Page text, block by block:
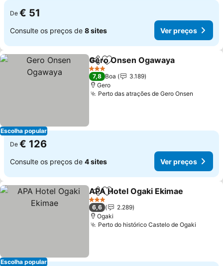
De € 51
Consulte os preços de 8 sites Ver preços
Escolha popular
PartilharAdicionar aos favoritos
Gero Onsen Ogawaya
3 Estrelas
7,8 Boa
3.189
Gero
Perto das atrações de Gero Onsen
De € 126
Consulte os preços de 4 sites Ver preços
Escolha popular
PartilharAdicionar aos favoritos
APA Hotel Ogaki Ekimae
3 Estrelas
6,6
2.289
Ogaki
Perto do histórico Castelo de Ogaki